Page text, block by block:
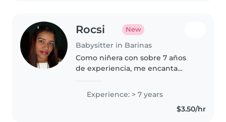
Rocsi New
Babysitter in Barinas
Como niñera con sobre 7 años
de experiencia, me encanta
música y juegos para hacer el
tiempo divertido. Responsable y
Experience: > 7 years
$3.50/hr